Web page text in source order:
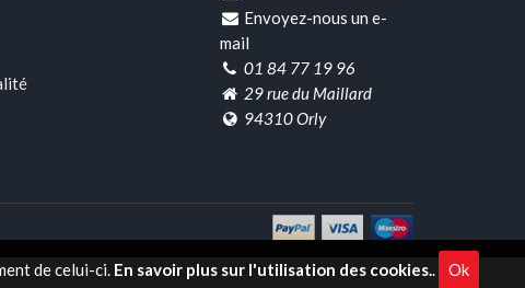
de celui-ci. En savoir plus sur l'utilisation des cookies.. Ok
Envoyez-nous un e-
mail
01 84 77 19 96
29 rue du Maillard
94310 Orly